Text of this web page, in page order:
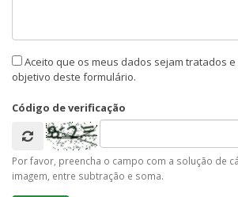
Aceito que os meus dados sejam tratados
objetivo deste formulário.
Código de verificação
Por favor, preencha o campo com a solução de
imagem, entre subtração e soma.